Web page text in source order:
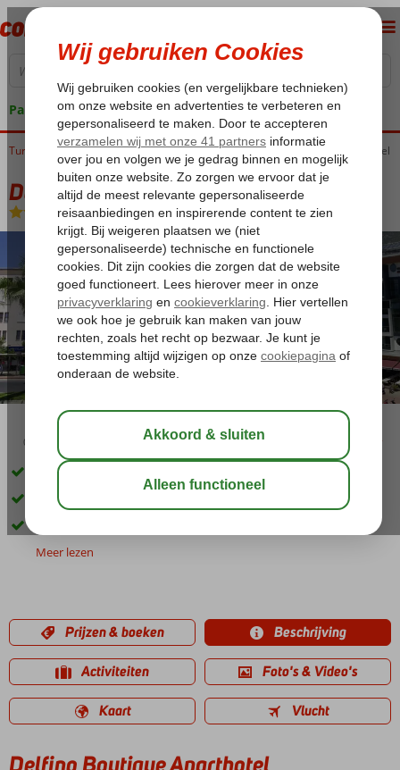
Pakketgarantie
Home
Turkije Turkse Riviera Alanya Alanya-Centrum Delfino Boutique Aparthotel
Delfino Boutique Aparthotel
Logies-Hotel
03:45
Aan het geliefde Kleopatra strand
Verblijf in appartement
Meer lezen
Prijzen & boeken Beschrijving
Activiteiten Foto's & Video's
Kaart Vlucht